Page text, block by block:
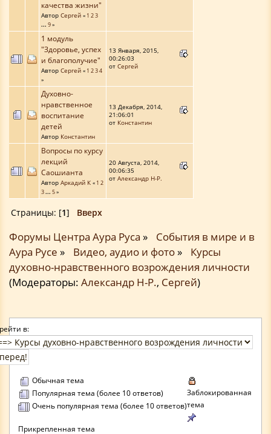
качества жизни"
Автор Сергей « 1 23
... 9»
1 модуль
"Здоровье, успех
и благополучие"
Автор Сергей « 1 234
»
13 Января, 2015,
00:26:03
от Сергей
Духовно-
нравственное
воспитание
детей
Автор Константин
13 Декабря, 2014,
21:06:01
от Константин
Вопросы по курсу
лекций
Саошианта
Автор Аркадий К « 1 2
3... 5»
20 Августа, 2014,
00:06:35
от Александр Н-Р.
Страницы: [1] Вверх
Форумы Центра Аура Руса »
События в мире и в
Аура Русе » Видео, аудио и фото»
Курсы
духовно-нравственного возрождения личности
(Модераторы: Александр Н-Р., Сергей)
в:
Обычная тема
Популярная тема (более 10 ответов)
Очень популярная тема (более 10 ответов)
Заблокированная
тема
Прикрепленная тема